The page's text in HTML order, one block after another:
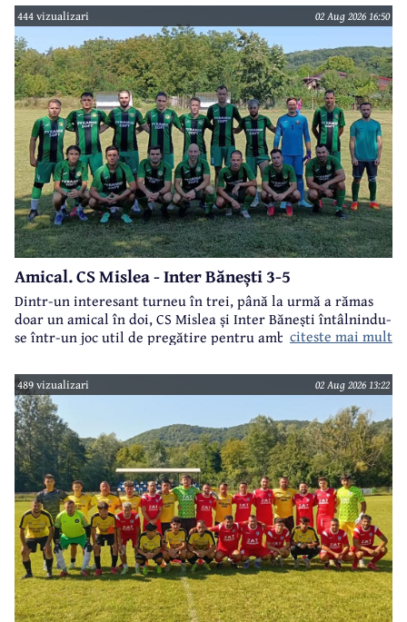
444 vizualizari 02 Aug 2026 16:50
Amical. CS Mislea - Inter Bănești 3-5
Dintr-un interesant turneu în trei, până la urmă a rămas
doar un amical în doi, CS Mislea și Inter Bănești întâlnindu-
se într-un joc util de pregătire pentru ambele formații.
citeste mai mult
489 vizualizari 02 Aug 2026 13:22